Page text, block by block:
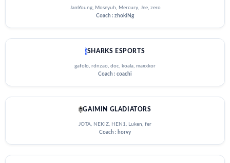
JamYoung, Moseyuh, Mercury, Jee, zero
Coach : zhokiNg
SHARKS ESPORTS
gafolo, rdnzao, doc, koala, maxxkor
Coach : coachi
GAIMIN GLADIATORS
JOTA, NEKIZ, HEN1, Luken, fer
Coach : horvy